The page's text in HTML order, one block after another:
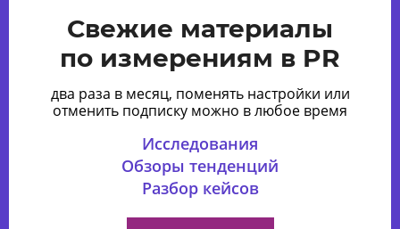
Свежие материалы
по измерениям в PR
два раза в месяц, поменять настройки или
отменить подписку можно в любое время
Исследования
Обзоры тенденций
Разбор кейсов